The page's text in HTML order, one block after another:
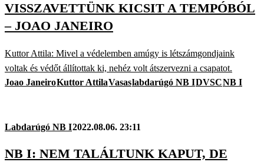
VISSZAVETTÜNK KICSIT A TEMPÓBÓL
– JOAO JANEIRO
Kuttor Attila: Mivel a védelemben amúgy is létszámgondjaink
voltak és védőt állítottak ki, nehéz volt átszervezni a csapatot.
Joao JaneiroKuttor AttilaVasaslabdarúgó NB IDVSCNB I
Labdarúgó NB I2022.08.06. 23:11
NB I: NEM TALÁLTUNK KAPUT, DE